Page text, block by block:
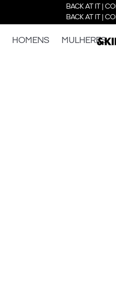
BACK AT IT |
BACK AT IT |
HOMENS MULHERES